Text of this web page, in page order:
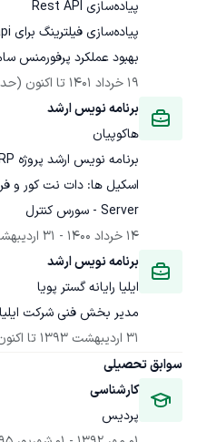
بهبود عملکرد پرفورمنس
19 خرداد 1401
تا اکنون (حدود
برنامه نویس ارشد
هاکوپیان
Server - سورس کنترل
14 خرداد 1400
- 31 اردیبهشت 1401
برنامه نویس ارشد
ایلیا رایانه گستر پویا
مدیر بخش فنی شرکت ایلیا
31 اردیبهشت 1393
تا
سوابق تحصیلی
کارشناسی
پردیس